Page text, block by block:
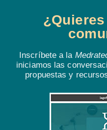
Inscríbete a la
iniciamos las
propuestas y